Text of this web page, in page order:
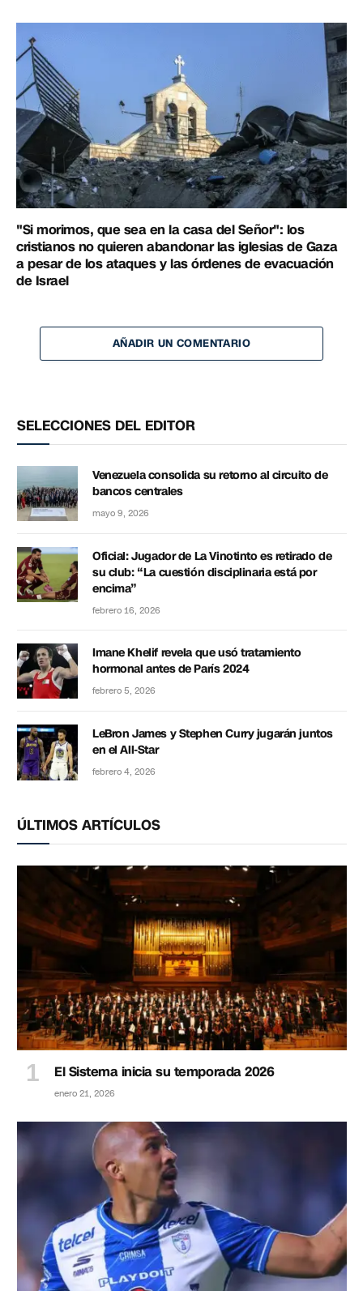
"Si morimos, que sea en la casa del Señor": los
cristianos no quieren abandonar las iglesias de Gaza
a pesar de los ataques y las órdenes de evacuación
de Israel
AÑADIR UN COMENTARIO
SELECCIONES DEL EDITOR
Venezuela consolida su retorno al circuito de
bancos centrales
mayo 9, 2026
Oficial: Jugador de La Vinotinto es retirado de
su club: “La cuestión disciplinaria está por
encima”
febrero 16, 2026
Imane Khelif revela que usó tratamiento
hormonal antes de París 2024
febrero 5, 2026
LeBron James y Stephen Curry jugarán juntos
en el All-Star
febrero 4, 2026
ÚLTIMOS ARTÍCULOS
El Sistema inicia su temporada 2026
enero 21, 2026